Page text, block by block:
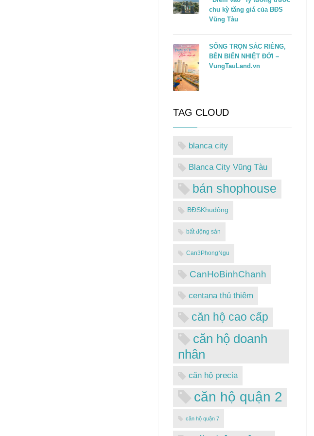
chu kỳ tăng giá của BĐS
Vũng Tàu
SỐNG TRỌN SẮC RIÊNG,
BÊN BIỂN NHIỆT ĐỚI –
VungTauLand.vn
TAG CLOUD
blanca city
Blanca City Vũng Tàu
bán shophouse
BĐSKhuđông
bất động sản
Can3PhongNgu
CanHoBinhChanh
centana thủ thiêm
căn hộ cao cấp
căn hộ doanh
nhân
căn hộ precia
căn hộ quận 2
căn hộ quận 7